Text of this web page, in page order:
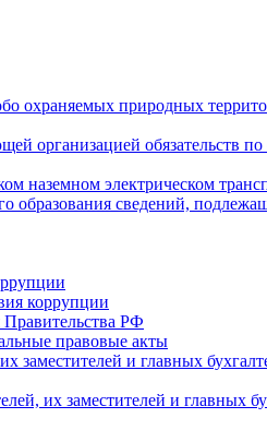
охраняемых природных
организацией обязательств
наземном электрическом
сведений,
коррупции
РФ
правовые акты
заместителей и главных
их заместителей и